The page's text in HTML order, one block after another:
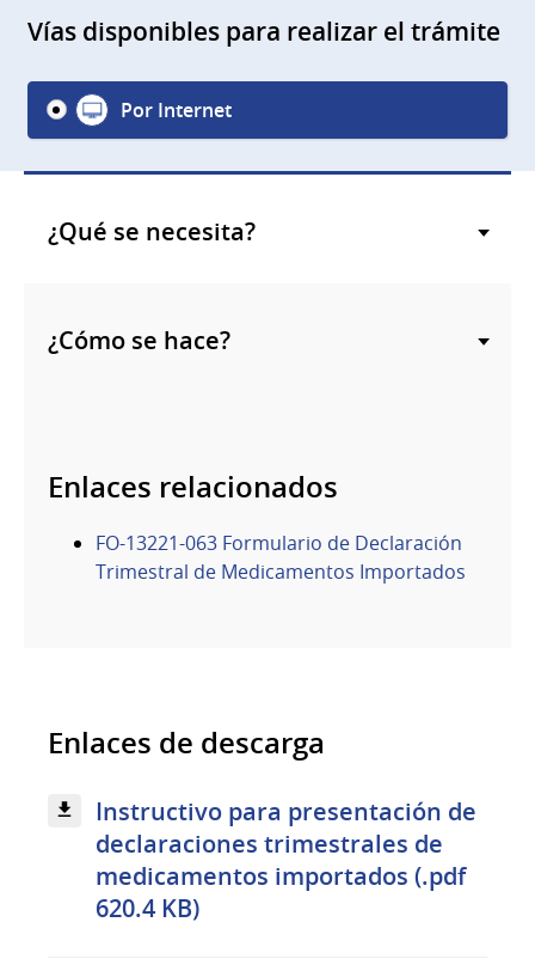
Vías disponibles para realizar el trámite
Por Internet
¿Qué se necesita?
¿Cómo se hace?
Enlaces relacionados
FO-13221-063 Formulario de Declaración
Trimestral de Medicamentos Importados
Enlaces de descarga
Instructivo para presentación de
declaraciones trimestrales de
medicamentos importados (.pdf
620.4 KB)